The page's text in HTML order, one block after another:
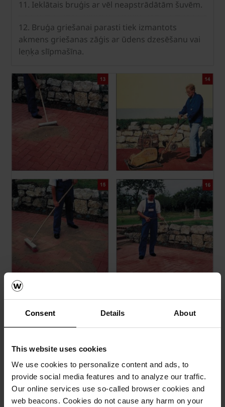
Consent Details About
This website uses cookies
We use cookies to personalize content and ads, to
provide social media features and to analyze our traffic.
Our online services use so-called browser cookies and
web beacons. Cookies do not cause any harm on your
11. Ieklātais bruģis ar vēl neapstrādātām šuvēm.
12. Bruģa griešanai parasti tiek izmantots
akmens griešanas zāģis ar ūdens dzesēšanu vai
leņķa slīpmašīna.
Soļi 13-16
materiālu nodrošina ceļa seguma konstrukcijas
elementu savstarpēju iedarbību. Šim nolūkam ir
mm). Kvarca smiltis nav piemērotas šuvju
aizpildīšanai!
14. Bruģa virsmas blīvēšana tiek veikta ar
vibroblieti, kas aprīkota ar gumijas paliktni.